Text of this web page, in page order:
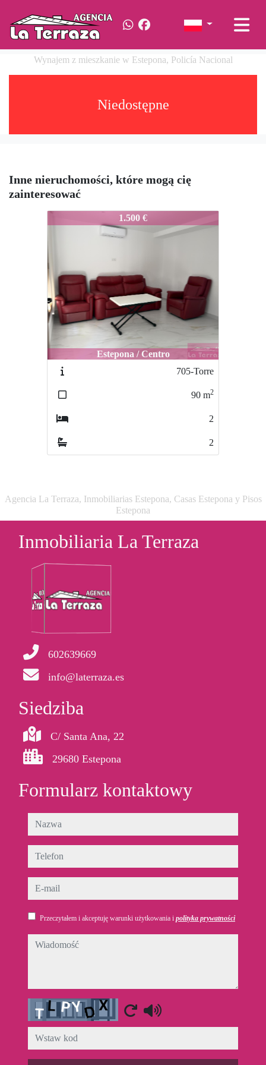
Wynajem z mieszkanie w Estepona, Policía Nacional
Niedostępne
Inne nieruchomości, które mogą cię
zainteresować
1.500 €
Estepona / Centro
705-Torre
90 m2
2
2
Agencia La Terraza, Inmobiliarias Estepona, Casas Estepona y Pisos
Estepona
Inmobiliaria La Terraza
602639669
info@laterraza.es
Siedziba
C/ Santa Ana, 22
29680 Estepona
Formularz kontaktowy
nazwa
telefon
e-mail
Przeczytałem i akceptuję warunki użytkowania i polityka prywatności
wiadomość
Captcha